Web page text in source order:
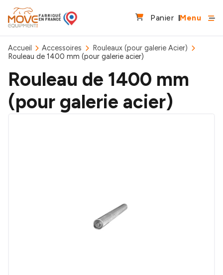
Panier Menu
Accueil Accessoires
Rouleaux (pour galerie Acier)
Rouleau de 1400 mm (pour galerie acier)
Rouleau de 1400 mm
(pour galerie acier)